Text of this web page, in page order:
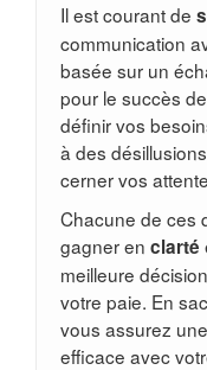
Il est courant de
communication
basée sur un
pour le succès
définir vos
à des
cerner vos
Chacune de ces
gagner en clarté
meilleure
votre paie. En
vous assurez
efficace avec